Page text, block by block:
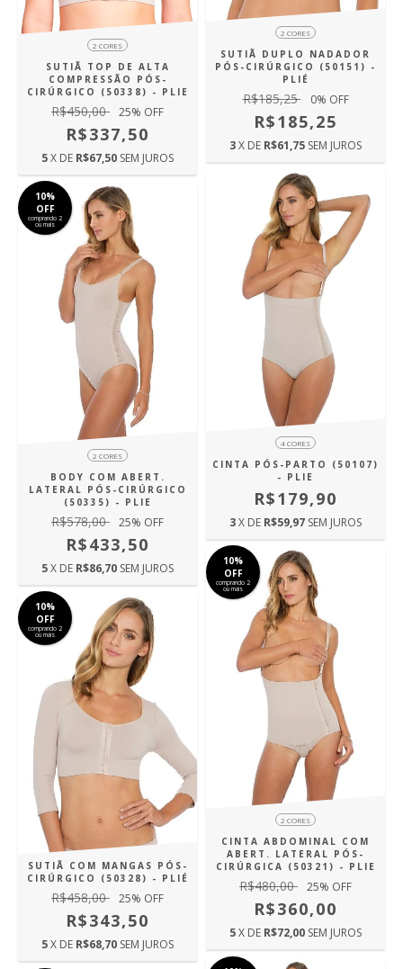
2 CORES
SUTIÃ TOP DE ALTA
COMPRESSÃO PÓS-
CIRÚRGICO (50338) - PLIE
R$450,00 25% OFF
R$337,50
5X DE R$67,50 SEM JUROS
2 CORES
SUTIÃ DUPLO NADADOR
PÓS-CIRÚRGICO (50151) -
PLIÉ
R$185,25 0% OFF
R$185,25
3X DE R$61,75 SEM JUROS
10%
OFF
comprando 2
ou mais
2 CORES
BODY COM ABERT.
LATERAL PÓS-CIRÚRGICO
(50335) - PLIE
R$578,00 25% OFF
R$433,50
5X DE R$86,70 SEM JUROS
4 CORES
CINTA PÓS-PARTO (50107)
- PLIE
R$179,90
3X DE R$59,97 SEM JUROS
10%
OFF
comprando 2
ou mais
SUTIÃ COM MANGAS PÓS-
CIRÚRGICO (50328) - PLIÉ
R$458,00 25% OFF
R$343,50
5X DE R$68,70 SEM JUROS
10%
OFF
comprando 2
ou mais
2 CORES
CINTA ABDOMINAL COM
ABERT. LATERAL PÓS-
CIRÚRGICA (50321) - PLIE
R$480,00 25% OFF
R$360,00
5X DE R$72,00 SEM JUROS